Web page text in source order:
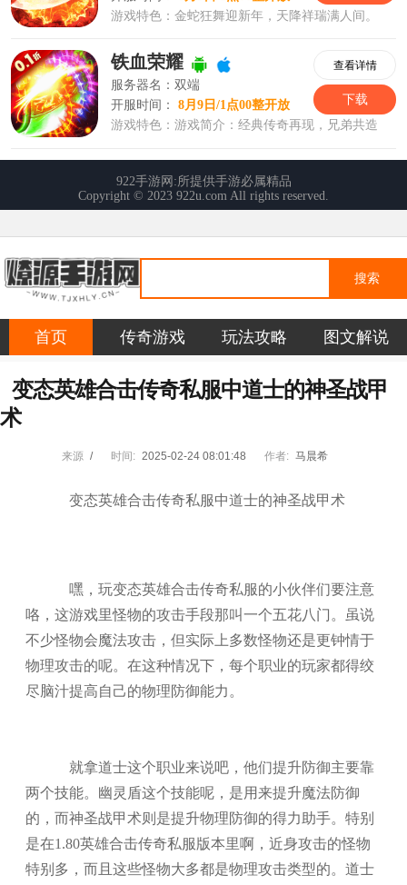
搜索
首页 传奇游戏 玩法攻略 图文解说
变态英雄合击传奇私服中道士的神圣战甲
术
来源 / 时间: 2025-02-24 08:01:48 作者: 马晨希
变态英雄合击传奇私服中道士的神圣战甲术
嘿，玩变态英雄合击传奇私服的小伙伴们要注意
咯，这游戏里怪物的攻击手段那叫一个五花八门。虽说
不少怪物会魔法攻击，但实际上多数怪物还是更钟情于
物理攻击的呢。在这种情况下，每个职业的玩家都得绞
尽脑汁提高自己的物理防御能力。
就拿道士这个职业来说吧，他们提升防御主要靠
两个技能。幽灵盾这个技能呢，是用来提升魔法防御
的，而神圣战甲术则是提升物理防御的得力助手。特别
是在1.80英雄合击传奇私服版本里啊，近身攻击的怪物
特别多，而且这些怪物大多都是物理攻击类型的。道士